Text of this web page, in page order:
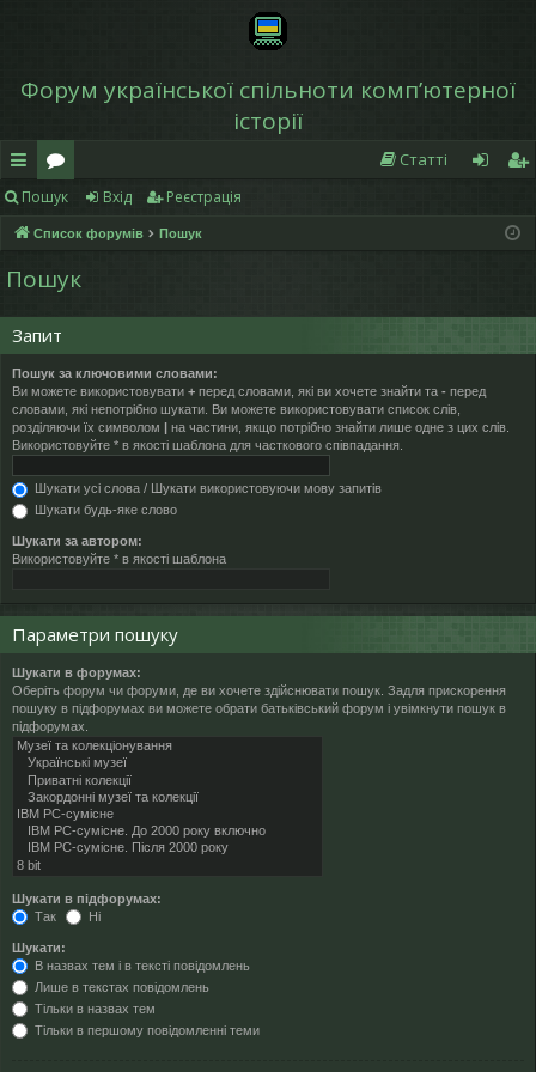
Форум української спільноти компʼютерної
історії
в
и
дк
и
й
д
ос
ту
п
о
ру
м
и
Статті
ст
а
ці
Пошук Вхід Реєстрація
Список форумів Пошук
Пошук
Запит
Пошук за ключовими словами:
Ви можете використовувати + перед словами, які ви хочете знайти та - перед
словами, які непотрібно шукати. Ви можете використовувати список слів,
розділяючи їх символом
на частини, якщо потрібно знайти лише одне з цих слів.
Використовуйте * в якості шаблона для часткового співпадання.
Шукати усі слова / Шукати використовуючи мову запитів
Шукати будь-яке слово
Шукати за автором:
Використовуйте * в якості шаблона
Параметри пошуку
Шукати в форумах:
Оберіть форум чи форуми, де ви хочете здійснювати пошук. Задля прискорення
пошуку в підфорумах ви можете обрати батьківський форум і увімкнути пошук в
підфорумах.
Шукати в підфорумах:
Так
Ні
Шукати:
В назвах тем і в тексті повідомлень
Лише в текстах повідомлень
Тільки в назвах тем
Тільки в першому повідомленні теми